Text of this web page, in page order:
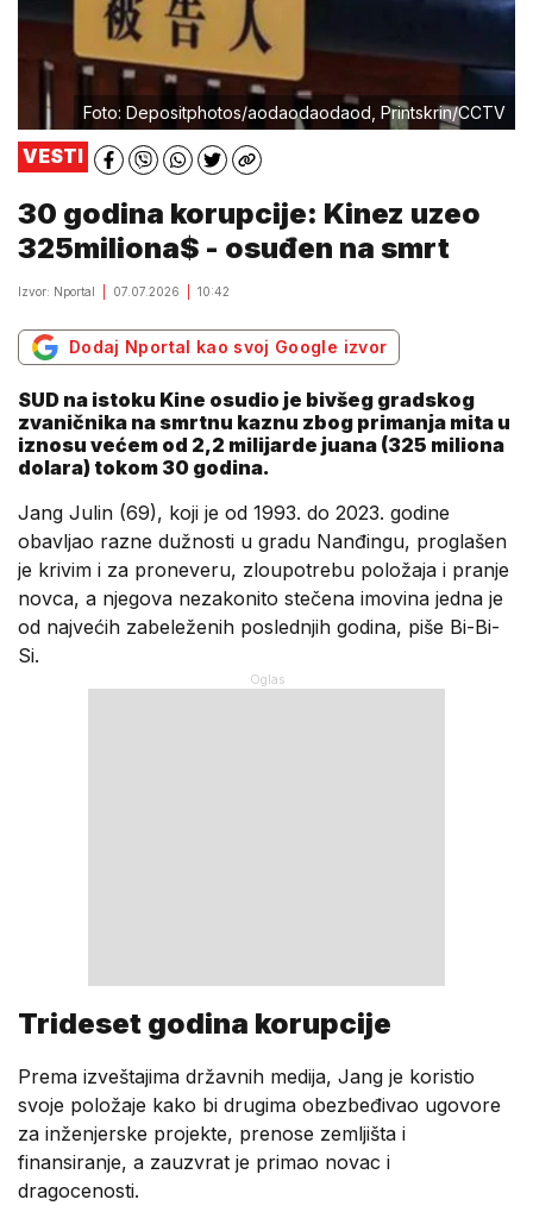
Foto: Depositphotos/aodaodaodaod, Printskrin/CCTV
VESTI
30 godina korupcije: Kinez uzeo
325miliona$ - osuđen na smrt
Izvor: Nportal 07.07.2026 10:42
Dodaj Nportal kao svoj Google izvor
SUD na istoku Kine osudio je bivšeg gradskog
zvaničnika na smrtnu kaznu zbog primanja mita u
iznosu većem od 2,2 milijarde juana (325 miliona
dolara) tokom 30 godina.
Jang Julin (69), koji je od 1993. do 2023. godine
obavljao razne dužnosti u gradu Nanđingu, proglašen
je krivim i za proneveru, zloupotrebu položaja i pranje
novca, a njegova nezakonito stečena imovina jedna je
od najvećih zabeleženih poslednjih godina, piše Bi-Bi-
Si.
Trideset godina korupcije
Prema izveštajima državnih medija, Jang je koristio
svoje položaje kako bi drugima obezbeđivao ugovore
za inženjerske projekte, prenose zemljišta i
finansiranje, a zauzvrat je primao novac i
dragocenosti.